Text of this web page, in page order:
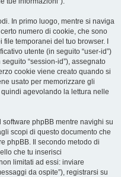
In primo luogo, mentre si naviga
numero di cookie, che sono
temporanei del tuo browser. I
utente (in seguito “user-id”)
“session-id”), assegnato
cookie viene creato quando si
usato per memorizzare gli
agevolando la lettura nelle
phpBB mentre navighi su
scopi di questo documento che
phpBB. Il secondo metodo di
che tu inserisci
limitati ad essi: inviare
da ospite”), registrarsi su